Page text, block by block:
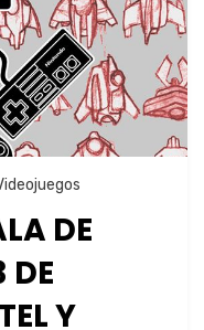
DE
DE
Y